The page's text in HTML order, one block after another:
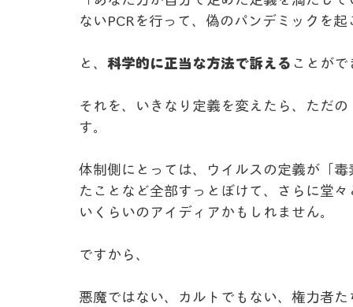
ないPCRを行って、偽のパンデミックを
と、 科学的に正当な方法で訴える ことが
それを、いきなり定義を変えたら、ただ
す。
体制側にとっては、ウイルスの定義が「
たことなど全部すっとぼけて、さらに堂
いくらいのアイディアかもしれません。
ですから、
悪魔ではない、カルトでもない、権力者